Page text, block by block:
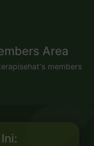
Area
members